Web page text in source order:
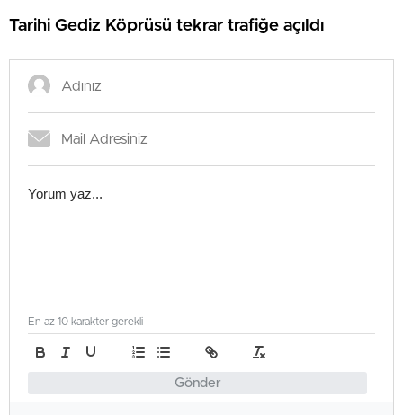
Tarihi Gediz Köprüsü tekrar trafiğe açıldı
Gönder
En az 10 karakter gerekli